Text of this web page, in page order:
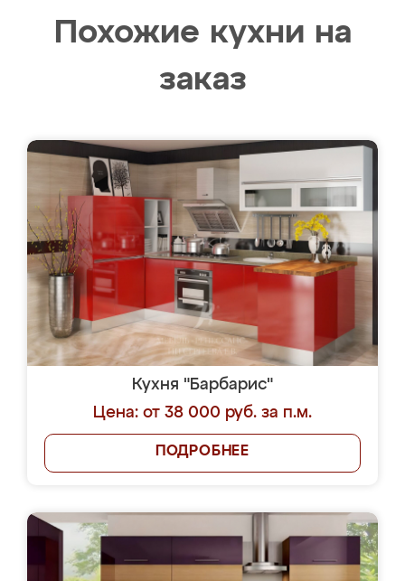
Похожие кухни на
заказ
Кухня "Барбарис"
Цена: от 38 000 руб. за п.м.
ПОДРОБНЕЕ